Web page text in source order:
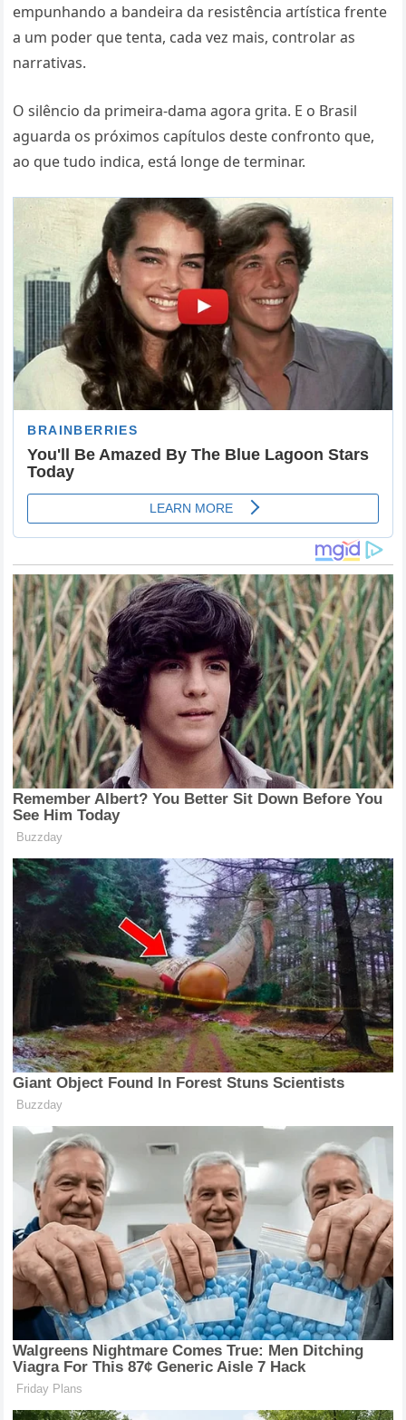
empunhando a bandeira da resistência artística frente
a um poder que tenta, cada vez mais, controlar as
narrativas.
O silêncio da primeira-dama agora grita. E o Brasil
aguarda os próximos capítulos deste confronto que,
ao que tudo indica, está longe de terminar.